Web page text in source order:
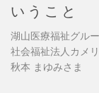
いうこと
湖山医療福祉グル
社会福祉法人カメ
秋本 まゆみさま